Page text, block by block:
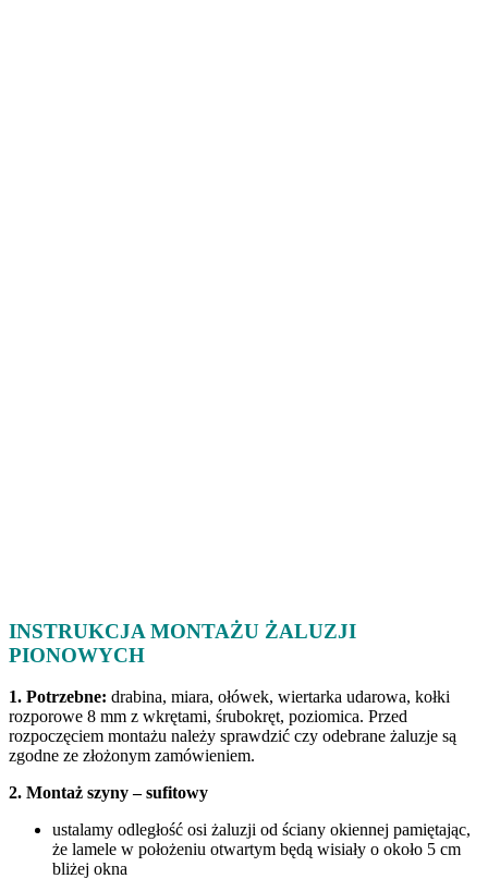
INSTRUKCJA MONTAŻU ŻALUZJI
PIONOWYCH
1. Potrzebne: drabina, miara, ołówek, wiertarka udarowa, kołki
rozporowe 8 mm z wkrętami, śrubokręt, poziomica. Przed
rozpoczęciem montażu należy sprawdzić czy odebrane żaluzje są
zgodne ze złożonym zamówieniem.
2. Montaż szyny – sufitowy
ustalamy odległość osi żaluzji od ściany okiennej pamiętając,
że lamele w położeniu otwartym będą wisiały o około 5 cm
bliżej okna